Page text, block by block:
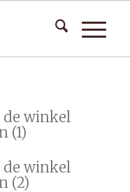
winkel
(1)
winkel
(2)